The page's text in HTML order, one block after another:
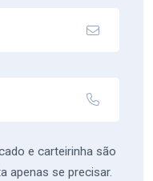
e carteirinha são
apenas se precisar.